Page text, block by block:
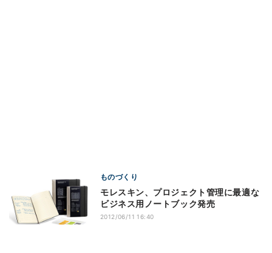
ものづくり
モレスキン、プロジェクト管理に最適な
ビジネス用ノートブック発売
2012/06/11 16:40